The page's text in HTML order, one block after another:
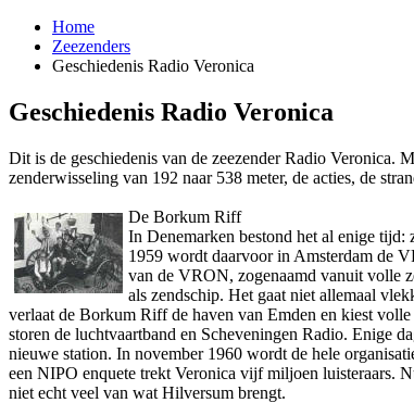
Home
Zeezenders
Geschiedenis Radio Veronica
Geschiedenis Radio Veronica
Dit is de geschiedenis van de zeezender Radio
zenderwisseling van 192 naar 538 meter, de acties, de
De Borkum Riff
In Denemarken bestond het al enige
1959 wordt daarvoor in Amsterdam de
van de VRON, zogenaamd vanuit volle
als zendschip. Het gaat niet allemaal
verlaat de Borkum Riff de haven van Emden en kiest
storen de luchtvaartband en Scheveningen Radio. Enige
nieuwe station. In november 1960 wordt de hele
een NIPO enquete trekt Veronica vijf miljoen luisteraars.
niet echt veel van wat Hilversum brengt.